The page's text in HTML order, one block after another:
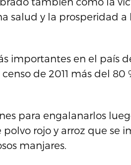
salud y la prosperidad a
importantes en el país
de 2011 más del 80
para engalanarlos
rojo y arroz que se
manjares.